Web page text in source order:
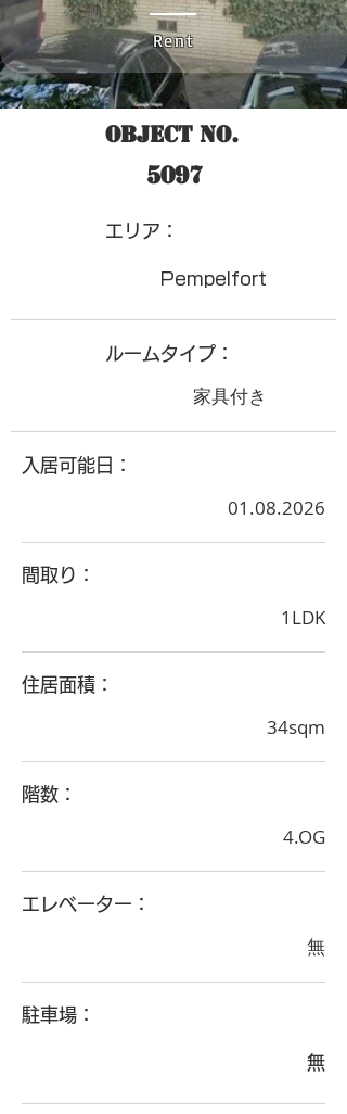
Rent
Object No.
5097
​エリア：
Pempelfort
ルームタイプ：
家具付き
入居可能日：
01.08.2026
間取り：
1LDK
住居面積：
34sqm
階数：
4.OG
エレベーター：
無
駐車場：
無